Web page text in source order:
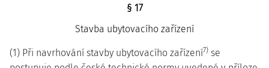
§ 17
Stavba ubytovacího zařízení
(1) Při navrhování stavby ubytovacího zařízení7) se